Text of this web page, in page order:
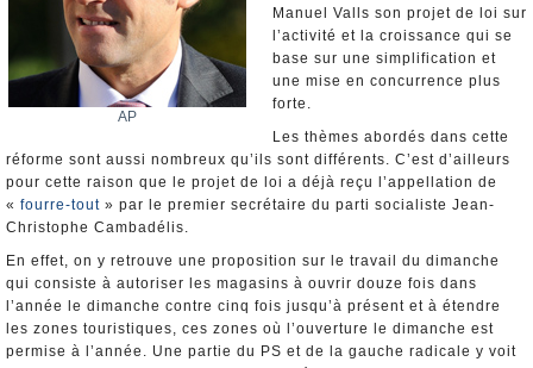
AP
Manuel Valls son projet de loi sur
l’activité et la croissance qui se
base sur une simplification et
une mise en concurrence plus
forte.
Les thèmes abordés dans cette
réforme sont aussi nombreux qu’ils sont différents. C’est d’ailleurs
pour cette raison que le projet de loi a déjà reçu l’appellation de
« fourre-tout » par le premier secrétaire du parti socialiste Jean-
Christophe Cambadélis.
En effet, on y retrouve une proposition sur le travail du dimanche
qui consiste à autoriser les magasins à ouvrir douze fois dans
l’année le dimanche contre cinq fois jusqu’à présent et à étendre
les zones touristiques, ces zones où l’ouverture le dimanche est
permise à l’année. Une partie du PS et de la gauche radicale y voit